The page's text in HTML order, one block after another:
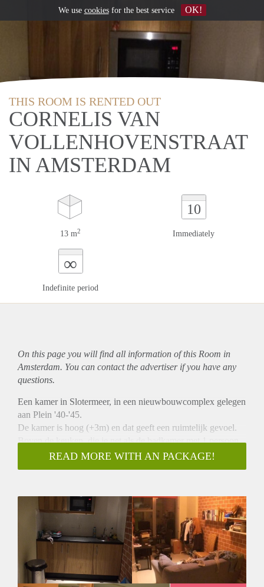
THIS ROOM IS RENTED OUT
CORNELIS VAN
VOLLENHOVENSTRAAT
IN AMSTERDAM
13 m2
10
Immediately
∞
Indefinite period
On this page you will find all information of this Room in
Amsterdam. You can contact the advertiser if you have any
questions.
Een kamer in Slotermeer, in een nieuwbouwcomplex gelegen
aan Plein '40-'45.
De kamer is hoog (+3m) en dat geeft een ruimtelijk gevoel.
Boven de keuken, die je net als de badkamer met 1 persoon
deelt, zit een zoldertje waar je ideaal je bed kunt neerzetten.
Hierdoor blijft er beneden veel ruimte over voor bijv. een
en fietshok aanwezig in de flat, waar alle bewoners in de flat
Je zal een contract ondertekenen van een half jaar, die
vervolgens naar eigen keuze verlengd kan worden. Je deelt
de badkamer en keuken met 1 iemand.
Oppervlakte: 13m² + zolder van +/- 6m²
Internet zelf aanschaffen (19 euro per maand bij Ziggo).
READ MORE WITH AN PACKAGE!
We use cookiesfor the best service OK!